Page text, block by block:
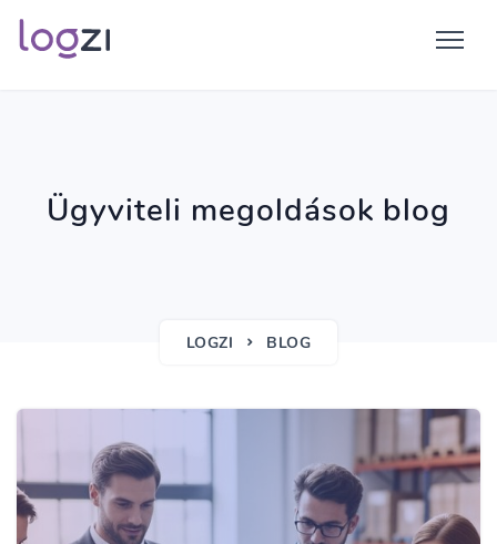
Ügyviteli megoldások blog
LOGZI BLOG